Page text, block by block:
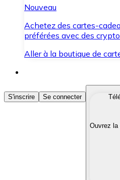
Nouveau
Achetez des cartes-
préférées avec des
Aller à la boutique de
Acheter des
Achetez les
Convertissez vos
S'inscrire Se connecter
Ouvrez la